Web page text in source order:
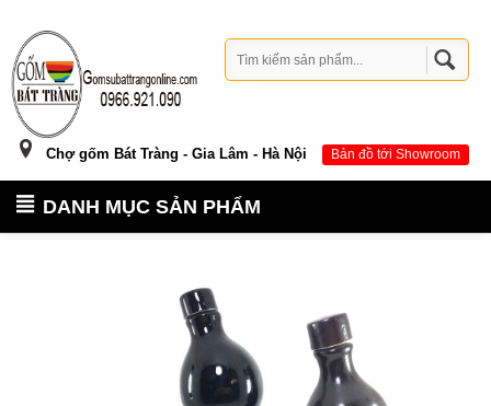
Chợ gốm Bát Tràng - Gia Lâm - Hà Nội Bản đồ tới Showroom
DANH MỤC SẢN PHẨM